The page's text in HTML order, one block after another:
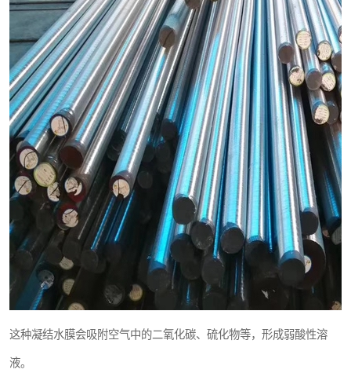
这种凝结水膜会吸附空气中的二氧化碳、硫化物等，形成弱酸性溶
液。